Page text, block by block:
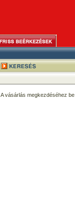
A vásárlás megkezdéséhez